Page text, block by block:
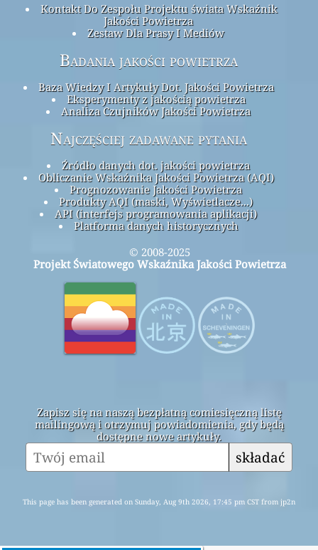
Kontakt Do Zespołu Projektu świata Wskaźnik
Jakości Powietrza
Zestaw Dla Prasy I Mediów
Badania jakości powietrza
Baza Wiedzy I Artykuły Dot. Jakości Powietrza
Eksperymenty z jakością powietrza
Analiza Czujników Jakości Powietrza
Najczęściej zadawane pytania
Źródło danych dot. jakości powietrza
Obliczanie Wskaźnika Jakości Powietrza (AQI)
Prognozowanie Jakości Powietrza
Produkty AQI (maski, Wyświetlacze...)
API (interfejs programowania aplikacji)
Platforma danych historycznych
© 2008-2025
Projekt Światowego Wskaźnika Jakości Powietrza
Zapisz się na naszą bezpłatną comiesięczną listę
mailingową i otrzymuj powiadomienia, gdy będą
dostępne nowe artykuły.
składać
This page has been generated on Sunday, Aug 9th 2026, 17:45 pm CST from jp2n